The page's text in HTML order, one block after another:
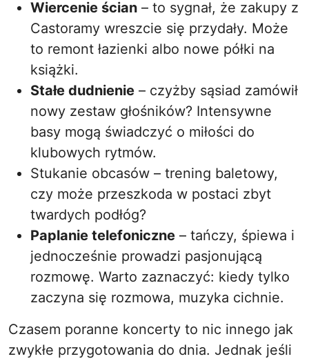
Wiercenie ścian – to sygnał, że zakupy z
Castoramy wreszcie się przydały. Może
to remont łazienki albo nowe półki na
książki.
Stałe dudnienie – czyżby sąsiad zamówił
nowy zestaw głośników? Intensywne
basy mogą świadczyć o miłości do
klubowych rytmów.
Stukanie obcasów – trening baletowy,
czy może przeszkoda w postaci zbyt
twardych podłóg?
Paplanie telefoniczne – tańczy, śpiewa i
jednocześnie prowadzi pasjonującą
rozmowę. Warto zaznaczyć: kiedy tylko
zaczyna się rozmowa, muzyka cichnie.
Czasem poranne koncerty to nic innego jak
zwykłe przygotowania do dnia. Jednak jeśli